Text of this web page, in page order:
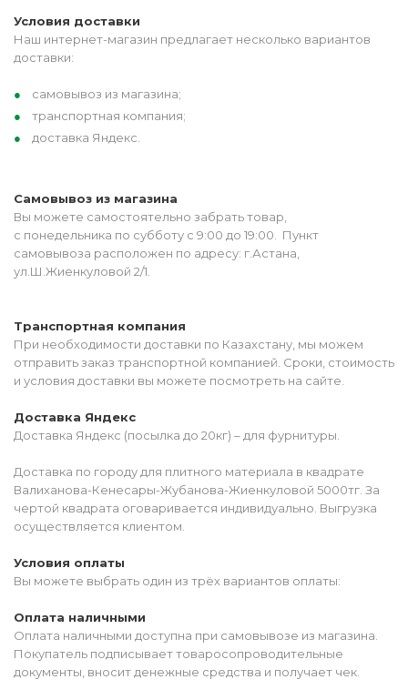
Условия доставки
Наш интернет-магазин предлагает несколько вариантов
доставки:
самовывоз из магазина;
транспортная компания;
доставка Яндекс.
Самовывоз из магазина
Вы можете самостоятельно забрать товар,
с понедельника по субботу с 9:00 до 19:00. Пункт
самовывоза расположен по адресу: г.Астана,
ул.Ш.Жиенкуловой 2/1.
Транспортная компания
При необходимости доставки по Казахстану, мы можем
отправить заказ транспортной компанией. Сроки, стоимость
и условия доставки вы можете посмотреть на сайте.
Доставка Яндекс
Доставка Яндекс (посылка до 20кг) – для фурнитуры.
Доставка по городу для плитного материала в квадрате
Валиханова-Кенесары-Жубанова-Жиенкуловой 5000тг. За
чертой квадрата оговаривается индивидуально. Выгрузка
осуществляется клиентом.
Условия оплаты
Вы можете выбрать один из трёх вариантов оплаты:
Оплата наличными
Оплата наличными доступна при самовывозе из магазина.
Покупатель подписывает товаросопроводительные
документы, вносит денежные средства и получает чек.